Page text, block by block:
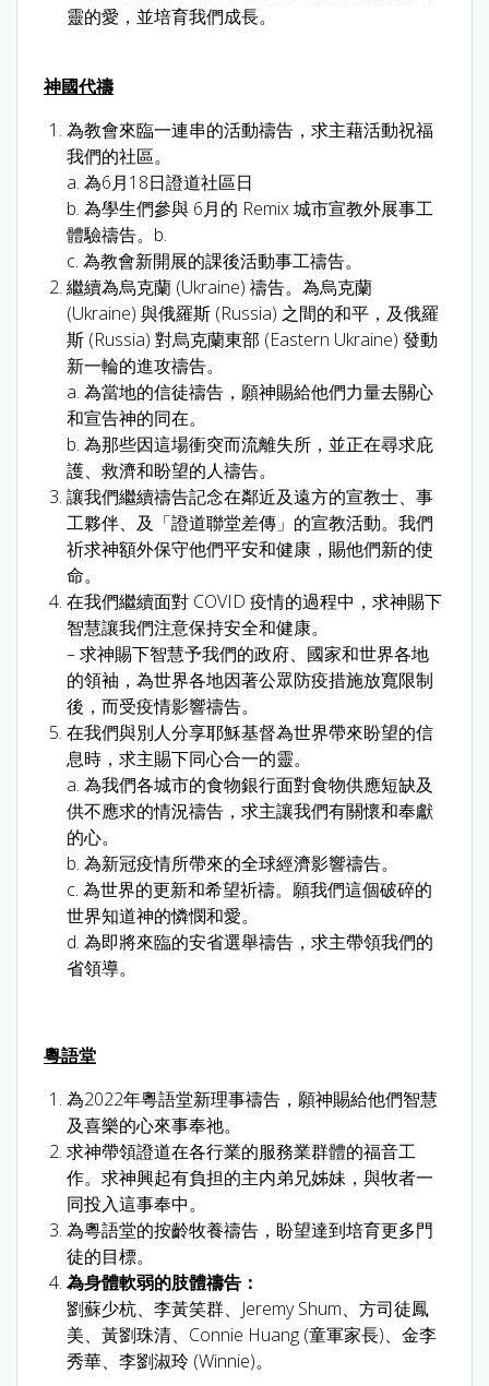
靈的愛，並培育我們成長。
神國代禱
為教會來臨一連串的活動禱告，求主藉活動祝福
我們的社區。
a. 為6月18日證道社區日
b. 為學生們參與 6月的 Remix 城市宣教外展事工
體驗禱告。b.
c. 為教會新開展的課後活動事工禱告。
繼續為烏克蘭 (Ukraine) 禱告。為烏克蘭
(Ukraine) 與俄羅斯 (Russia) 之間的和平，及俄羅
斯 (Russia) 對烏克蘭東部 (Eastern Ukraine) 發動
新一輪的進攻禱告。
a. 為當地的信徒禱告，願神賜給他們力量去關心
和宣告神的同在。
b. 為那些因這場衝突而流離失所，並正在尋求庇
護、救濟和盼望的人禱告。
讓我們繼續禱告記念在鄰近及遠方的宣教士、事
工夥伴、及「證道聯堂差傳」的宣教活動。我們
祈求神額外保守他們平安和健康，賜他們新的使
命。
在我們繼續面對 COVID 疫情的過程中，求神賜下
智慧讓我們注意保持安全和健康。
– 求神賜下智慧予我們的政府、國家和世界各地
的領袖，為世界各地因著公眾防疫措施放寬限制
後，而受疫情影響禱告。
在我們與別人分享耶穌基督為世界帶來盼望的信
息時，求主賜下同心合一的靈。
a. 為我們各城市的食物銀行面對食物供應短缺及
供不應求的情況禱告，求主讓我們有關懷和奉獻
的心。
b. 為新冠疫情所帶來的全球經濟影響禱告。
c. 為世界的更新和希望祈禱。願我們這個破碎的
世界知道神的憐憫和愛。
d. 為即將來臨的安省選舉禱告，求主帶領我們的
省領導。
粵語堂
為2022年粵語堂新理事禱告，願神賜給他們智慧
及喜樂的心來事奉祂。
求神帶領證道在各行業的服務業群體的福音工
作。求神興起有負担的主内弟兄姊妹，與牧者一
同投入這事奉中。
為粵語堂的按齡牧養禱告，盼望達到培育更多門
徒的目標。
為身體軟弱的肢體禱告：
劉蘇少杭、李黃笑群、Jeremy Shum、方司徒鳳
美、黃劉珠清、Connie Huang (童軍家長)、金李
秀華、李劉淑玲 (Winnie)。